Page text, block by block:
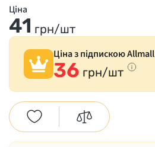
Ціна
41 грн/шт
Ціна з підпискою Allmall
36 грн/шт